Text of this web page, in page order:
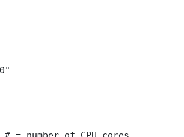
= number of CPU cores